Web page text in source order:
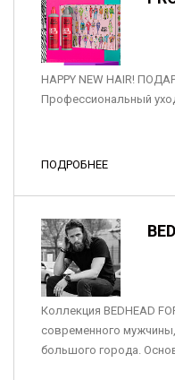
HAPPY NEW HAIR!
Профессиональный
ПОДРОБНЕЕ
Коллекция BEDHEAD
современного
большого города.